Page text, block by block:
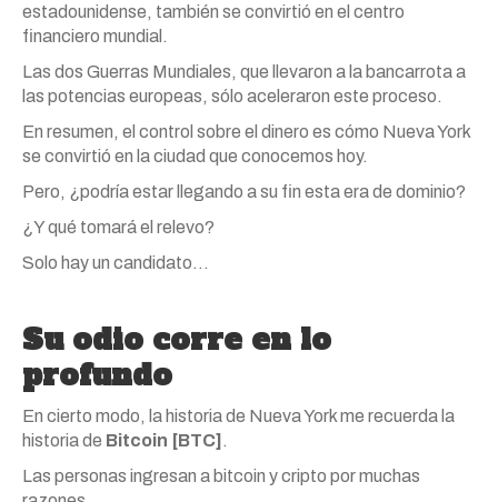
estadounidense, también se convirtió en el centro
financiero mundial.
Las dos Guerras Mundiales, que llevaron a la bancarrota a
las potencias europeas, sólo aceleraron este proceso.
En resumen, el control sobre el dinero es cómo Nueva York
se convirtió en la ciudad que conocemos hoy.
Pero, ¿podría estar llegando a su fin esta era de dominio?
¿Y qué tomará el relevo?
Solo hay un candidato…
Su odio corre en lo
profundo
En cierto modo, la historia de Nueva York me recuerda la
historia de Bitcoin [BTC] .
Las personas ingresan a bitcoin y cripto por muchas